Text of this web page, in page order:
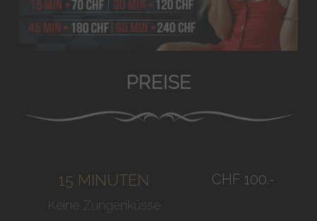
PREISE
15 MINUTEN
Keine Zungenküsse
CHF 100.-